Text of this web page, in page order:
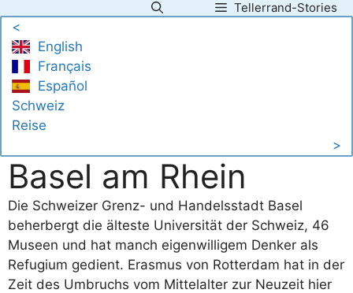
Inhalt
springen
Tellerrand-Stories
<
English
Français
Español
Schweiz
Reise
>
Basel am Rhein
Die Schweizer Grenz- und Handelsstadt Basel
beherbergt die älteste Universität der Schweiz, 46
Museen und hat manch eigenwilligem Denker als
Refugium gedient. Erasmus von Rotterdam hat in der
Zeit des Umbruchs vom Mittelalter zur Neuzeit hier